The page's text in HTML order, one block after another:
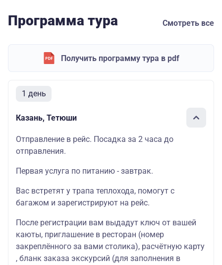
Программа тура Смотреть все
Получить программу тура в pdf
1 день
Казань, Тетюши
Отправление в рейс. Посадка за 2 часа до
отправления.
Первая услуга по питанию - завтрак.
Вас встретят у трапа теплохода, помогут с
багажом и зарегистрируют на рейс.
После регистрации вам выдадут ключ от вашей
каюты, приглашение в ресторан (номер
закреплённого за вами столика), расчётную карту
, бланк заказа экскурсий (для заполнения в